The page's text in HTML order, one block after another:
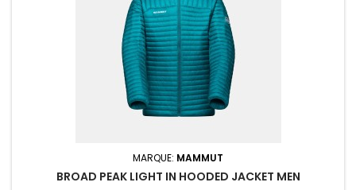
MARQUE: MAMMUT
BROAD PEAK LIGHT IN HOODED JACKET MEN